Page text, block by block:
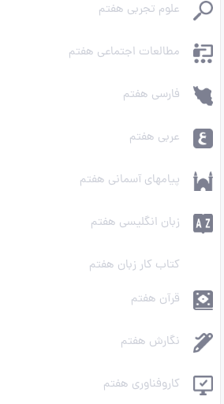
علوم تجربی هفتم
مطالعات اجتماعی هفتم
فارسی هفتم
عربی هفتم
پیامهای آسمانی هفتم
زبان انگلیسی هفتم
کتاب کار زبان هفتم
قرآن هفتم
نگارش هفتم
کاروفناوری هفتم